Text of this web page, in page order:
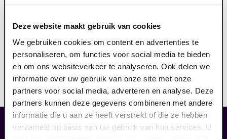
Deze website maakt gebruik van cookies
We gebruiken cookies om content en advertenties te
personaliseren, om functies voor social media te bieden
en om ons websiteverkeer te analyseren. Ook delen we
informatie over uw gebruik van onze site met onze
partners voor social media, adverteren en analyse. Deze
partners kunnen deze gegevens combineren met andere
informatie die u aan ze heeft verstrekt of die ze hebben
verzameld op basis van uw gebruik van hun services. U
Praktische informatie
Wanneer: Dinsdag 24 maart 2026 van 14:00 tot 18:00
uur
Waar: Kookstudio de garde, Molenstraat 14b, 5988 EP
Helden
Kosten: €30,- inclusief 3‑gangen menu
liefhebbers bestelden ook...